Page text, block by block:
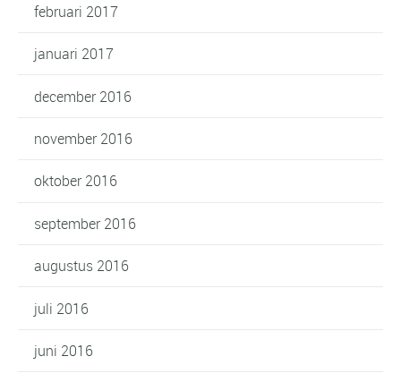
februari 2017
januari 2017
december 2016
november 2016
oktober 2016
september 2016
augustus 2016
juli 2016
juni 2016